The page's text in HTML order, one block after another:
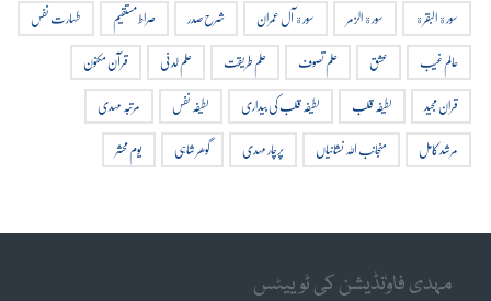
سورة البقرة
سورة الزمر سورة آل عمران شرح صدر صراط مستقیم
طہارت نفس
عالم غیب
عشق علم تصوف علم طریقت علم لدنی
قرآن مکنون
قران مجید
لطیفہ قلب لطیفہ قلب کی بیداری لطیفہ نفس
مرتبہ مہدی
مرشد کامل
منجانب اللہ نشانیاں پرچار مہدی گوھر شاہی یوم محشر
مہدی فاوٗنڈیشن کی ٹوییٹس